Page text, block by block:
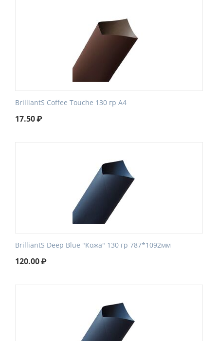
BrilliantS Coffee Touche 130 гр А4
17.50₽
BrilliantS Deep Blue "Кожа" 130 гр 787*1092мм
120.00₽